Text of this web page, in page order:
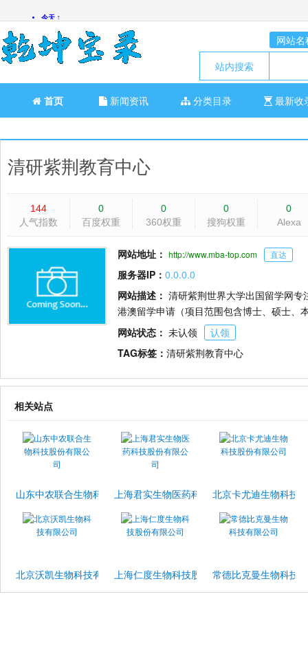
网站名
站内搜索
首页 新闻资讯 分类目录 最新收
清研紫荆教育中心
144
人气指数
0
百度权重
0
360权重
0
搜狗权重
0
Alexa
网站地址： http://www.mba-top.com 直达
服务器IP： 0.0.0.0
网站描述： 清研紫荆世界大学出国留学网
港澳留学申请（项目范围包含博士、硕士、
网站状态： 未认领
认领
TAG标签： 清研紫荆教育中心
相关站点
山东中农联合生物科技股份有限公司上海君实生物医药科技股份有限公司
北京卡尤迪生物科技
北京沃凯生物科技有限公司上海仁度生物科技股份有限公司常德比克曼生物科技